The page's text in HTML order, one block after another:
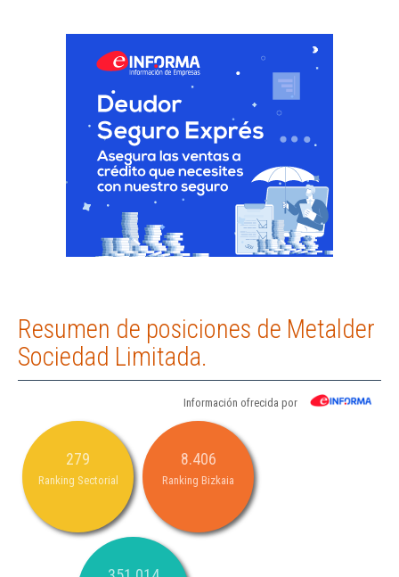
Resumen de posiciones de Metalder
Sociedad Limitada.
Información ofrecida por
279
Ranking Sectorial
8.406
Ranking Bizkaia